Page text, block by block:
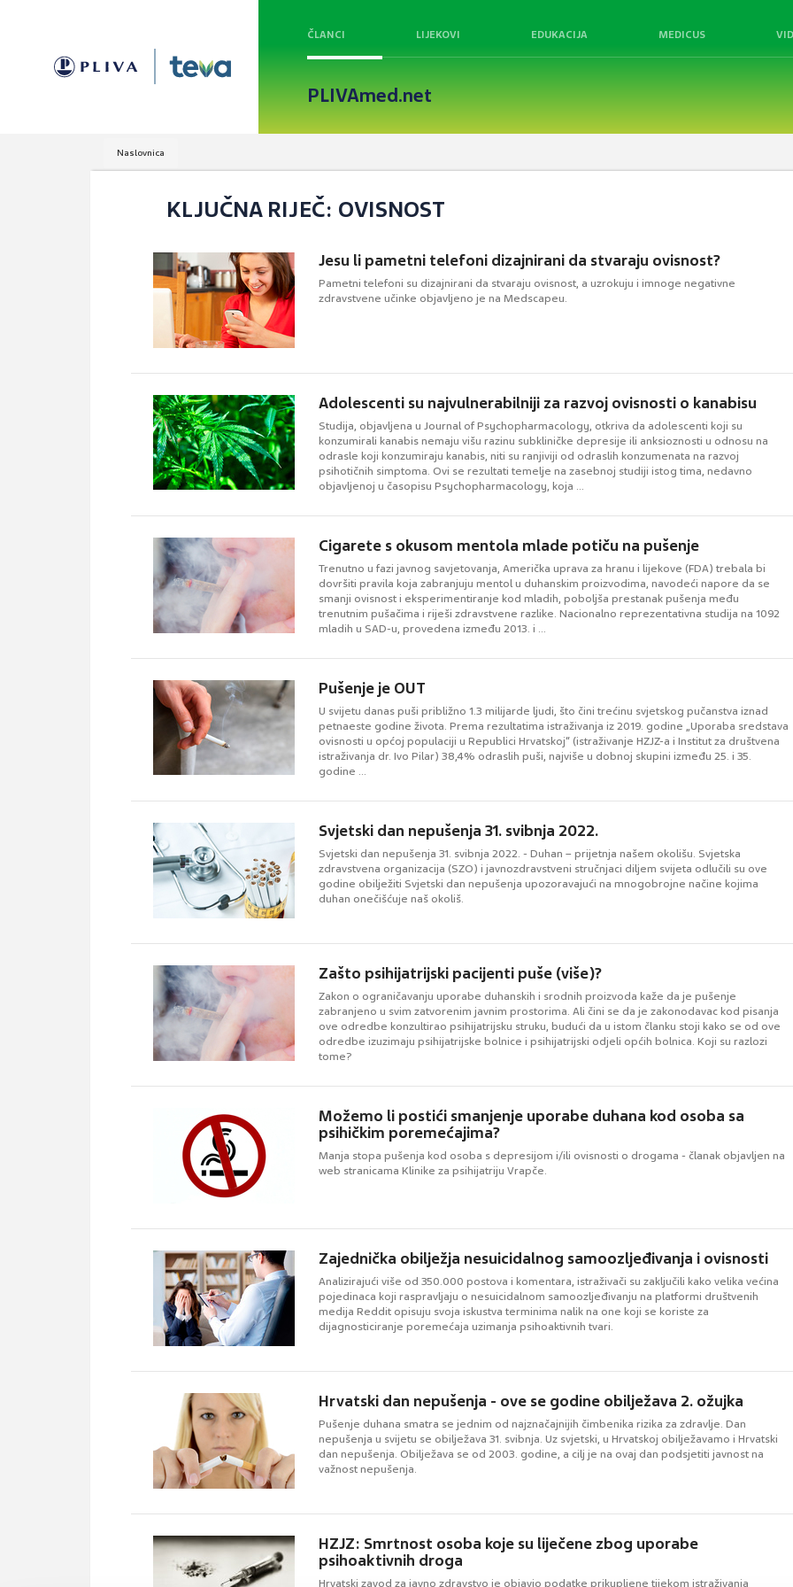
ČLANCI LIJEKOVI EDUKACIJA MEDICUS
PLIVAmed.net
Naslovnica
KLJUČNA RIJEČ: OVISNOST
Jesu li pametni telefoni dizajnirani da stvaraju ovisnost?
Pametni telefoni su dizajnirani da stvaraju ovisnost, a uzrokuju i imnoge negativne
zdravstvene učinke objavljeno je na Medscapeu.
Adolescenti su najvulnerabilniji za razvoj ovisnosti o kanabisu
Studija, objavljena u Journal of Psychopharmacology, otkriva da adolescenti koji su
konzumirali kanabis nemaju višu razinu subkliničke depresije ili anksioznosti u odnosu na
odrasle koji konzumiraju kanabis, niti su ranjiviji od odraslih konzumenata na razvoj
psihotičnih simptoma. Ovi se rezultati temelje na zasebnoj studiji istog tima, nedavno
objavljenoj u časopisu Psychopharmacology, koja ...
Cigarete s okusom mentola mlade potiču na pušenje
Trenutno u fazi javnog savjetovanja, Američka uprava za hranu i lijekove (FDA) trebala bi
dovršiti pravila koja zabranjuju mentol u duhanskim proizvodima, navodeći napore da se
smanji ovisnost i eksperimentiranje kod mladih, poboljša prestanak pušenja među
trenutnim pušačima i riješi zdravstvene razlike. Nacionalno reprezentativna studija na 1092
mladih u SAD-u, provedena između 2013. i ...
Pušenje je OUT
U svijetu danas puši približno 1.3 milijarde ljudi, što čini trećinu svjetskog pučanstva iznad
petnaeste godine života. Prema rezultatima istraživanja iz 2019. godine „Uporaba sredstava
ovisnosti u općoj populaciji u Republici Hrvatskoj“ (istraživanje HZJZ-a i Institut za društvena
istraživanja dr. Ivo Pilar) 38,4% odraslih puši, najviše u dobnoj skupini između 25. i 35.
godine ...
Svjetski dan nepušenja 31. svibnja 2022.
Svjetski dan nepušenja 31. svibnja 2022. - Duhan – prijetnja našem okolišu. Svjetska
zdravstvena organizacija (SZO) i javnozdravstveni stručnjaci diljem svijeta odlučili su ove
godine obilježiti Svjetski dan nepušenja upozoravajući na mnogobrojne načine kojima
duhan onečišćuje naš okoliš.
Zašto psihijatrijski pacijenti puše (više)?
Zakon o ograničavanju uporabe duhanskih i srodnih proizvoda kaže da je pušenje
zabranjeno u svim zatvorenim javnim prostorima. Ali čini se da je zakonodavac kod pisanja
ove odredbe konzultirao psihijatrijsku struku, budući da u istom članku stoji kako se od ove
odredbe izuzimaju psihijatrijske bolnice i psihijatrijski odjeli općih bolnica. Koji su razlozi
tome?
Možemo li postići smanjenje uporabe duhana kod osoba sa
psihičkim poremećajima?
Manja stopa pušenja kod osoba s depresijom i/ili ovisnosti o drogama - članak objavljen na
web stranicama Klinike za psihijatriju Vrapče.
Zajednička obilježja nesuicidalnog samoozljeđivanja i ovisnosti
Analizirajući više od 350.000 postova i komentara, istraživači su zaključili kako velika većina
pojedinaca koji raspravljaju o nesuicidalnom samoozljeđivanju na platformi društvenih
medija Reddit opisuju svoja iskustva terminima nalik na one koji se koriste za
dijagnosticiranje poremećaja uzimanja psihoaktivnih tvari.
Hrvatski dan nepušenja - ove se godine obilježava 2. ožujka
Pušenje duhana smatra se jednim od najznačajnijih čimbenika rizika za zdravlje. Dan
nepušenja u svijetu se obilježava 31. svibnja. Uz svjetski, u Hrvatskoj obilježavamo i Hrvatski
dan nepušenja. Obilježava se od 2003. godine, a cilj je na ovaj dan podsjetiti javnost na
važnost nepušenja.
HZJZ: Smrtnost osoba koje su liječene zbog uporabe
psihoaktivnih droga
Hrvatski zavod za javno zdravstvo je objavio podatke prikupljene tijekom istraživanja